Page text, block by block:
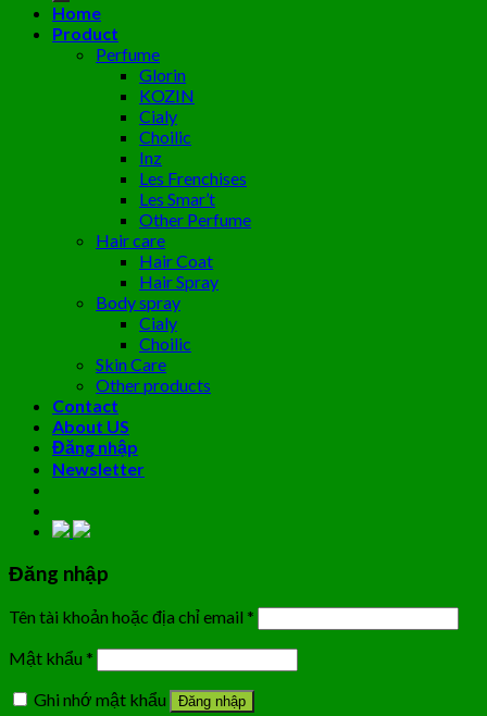
Home
Product
Perfume
Glorin
KOZIN
Cialy
Choilic
Inz
Les Frenchises
Les Smar’t
Other Perfume
Hair care
Hair Coat
Hair Spray
Body spray
Cialy
Choilic
Skin Care
Other products
Contact
About US
Đăng nhập
Newsletter
Đăng nhập
Tên tài khoản hoặc địa chỉ email *
Mật khẩu *
Ghi nhớ mật khẩu
Đăng nhập